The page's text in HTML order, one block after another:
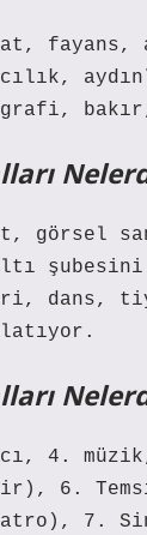
fayans,
bakır,
görsel
dans,
4.
6.
7.